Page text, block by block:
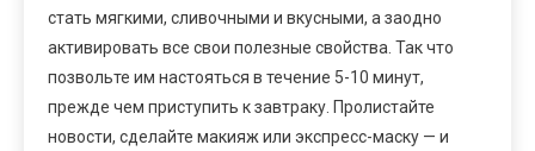
стать мягкими, сливочными и вкусными, а заодно
активировать все свои полезные свойства. Так что
позвольте им настояться в течение 5-10 минут,
прежде чем приступить к завтраку. Пролистайте
новости, сделайте макияж или экспресс-маску — и